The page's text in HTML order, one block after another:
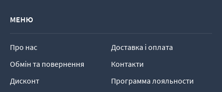
МЕНЮ
Про нас
Доставка і оплата
Обмін та повернення
Контакти
Дисконт
Программа лояльности